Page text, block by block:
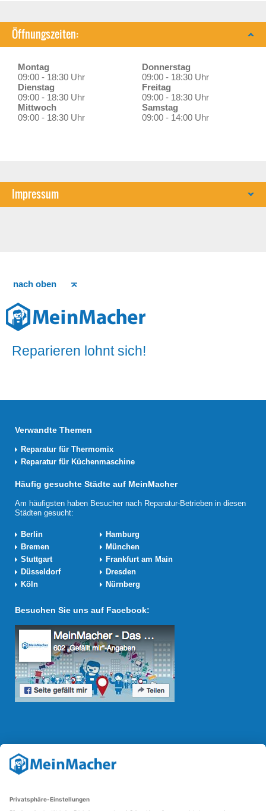
Öffnungszeiten:
Montag
09:00 - 18:30 Uhr
Dienstag
09:00 - 18:30 Uhr
Mittwoch
09:00 - 18:30 Uhr
Donnerstag
09:00 - 18:30 Uhr
Freitag
09:00 - 18:30 Uhr
Samstag
09:00 - 14:00 Uhr
Impressum
nach oben
Reparieren lohnt sich!
Verwandte Themen
Reparatur für Thermomix
Reparatur für Küchenmaschine
Häufig gesuchte Städte auf MeinMacher
Am häufigsten haben Besucher nach Reparatur-Betrieben in diesen
Städten gesucht:
Berlin
Hamburg
Bremen
München
Stuttgart
Frankfurt am Main
Düsseldorf
Dresden
Köln
Nürnberg
Besuchen Sie uns auf Facebook:
Reparatur Revolution
Mit derReparatur-Revolution
Reparaturbedingungen in Deutschland: Für Produkte, die sich gut
reparierenden Betriebe und des Reparatur-Know-hows in
Deutschland.